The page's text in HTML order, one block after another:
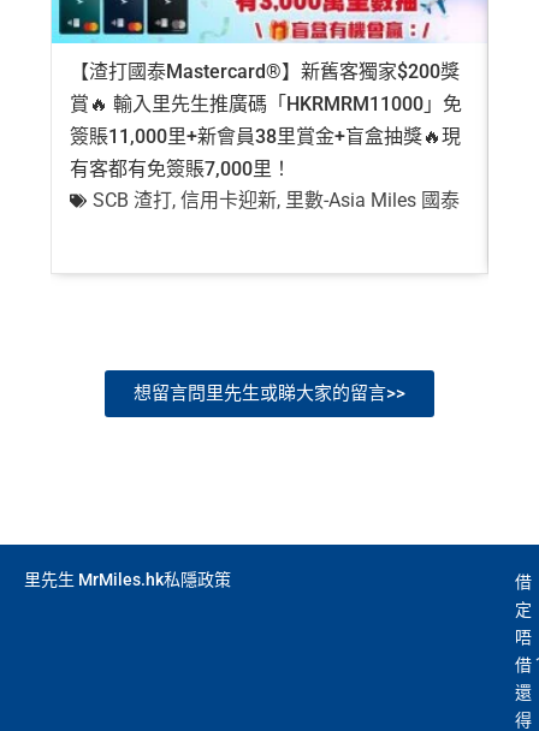
【渣打國泰Mastercard®】新舊客獨家$200獎
賞🔥 輸入里先生推廣碼「HKRMRM11000」免
簽賬11,000里+新會員38里賞金+盲盒抽獎🔥現
有客都有免簽賬7,000里！
SCB 渣打,信用卡迎新, 里數-Asia Miles 國泰
想留言問里先生或睇大家的留言>>
里先生 MrMiles.hk私隱政策
借
定
唔
借
還
得